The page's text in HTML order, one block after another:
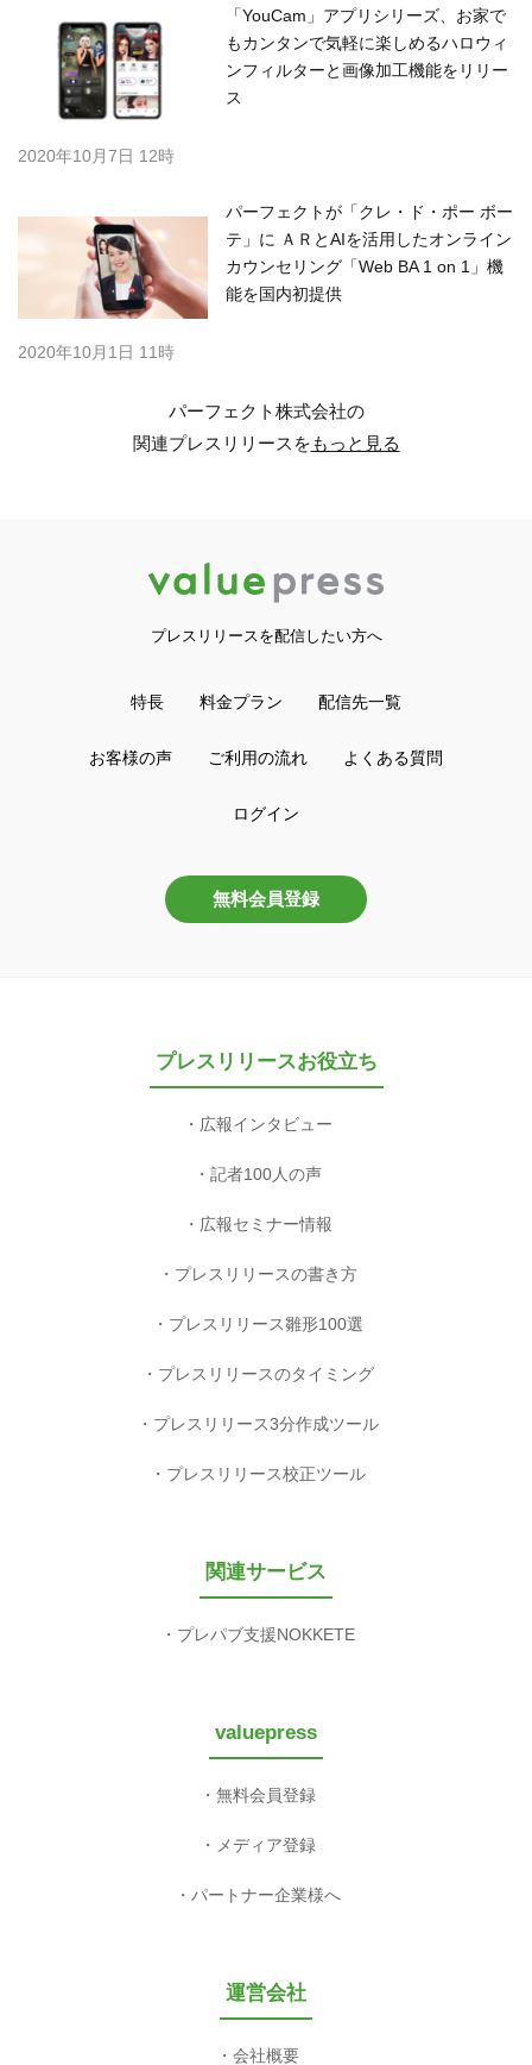
「YouCam」アプリシリーズ、お家で
もカンタンで気軽に楽しめるハロウィ
ンフィルターと画像加工機能をリリー
ス
2020年10月7日 12時
パーフェクトが「クレ・ド・ポー ボー
テ」に ＡＲとAIを活用したオンライン
カウンセリング「Web BA 1 on 1」機
能を国内初提供
2020年10月1日 11時
パーフェクト株式会社の
関連プレスリリースをもっと見る
プレスリリースを配信したい方へ
特長 料金プラン 配信先一覧
お客様の声 ご利用の流れ よくある質問
ログイン
無料会員登録
プレスリリースお役立ち
広報インタビュー
記者100人の声
広報セミナー情報
プレスリリースの書き方
プレスリリース雛形100選
プレスリリースのタイミング
プレスリリース3分作成ツール
プレスリリース校正ツール
関連サービス
プレパブ支援NOKKETE
valuepress
無料会員登録
メディア登録
パートナー企業様へ
運営会社
会社概要